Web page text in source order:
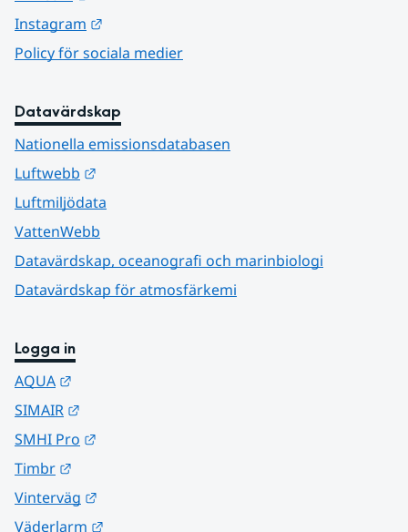
Instagram
Policy för sociala medier
Datavärdskap
Nationella emissionsdatabasen
Luftwebb
Luftmiljödata
VattenWebb
Datavärdskap, oceanografi och marinbiologi
Datavärdskap för atmosfärkemi
Logga in
AQUA
SIMAIR
SMHI Pro
Timbr
Vinterväg
Väderlarm